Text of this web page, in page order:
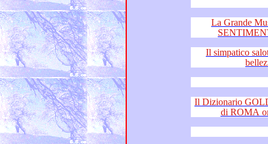
La Grande
Il simpatico salotto
Il Dizionario GOLD di